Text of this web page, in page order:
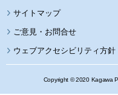
サイトマップ
ウェブアクセシビリティ方針
Copyright © 2020 Kagawa